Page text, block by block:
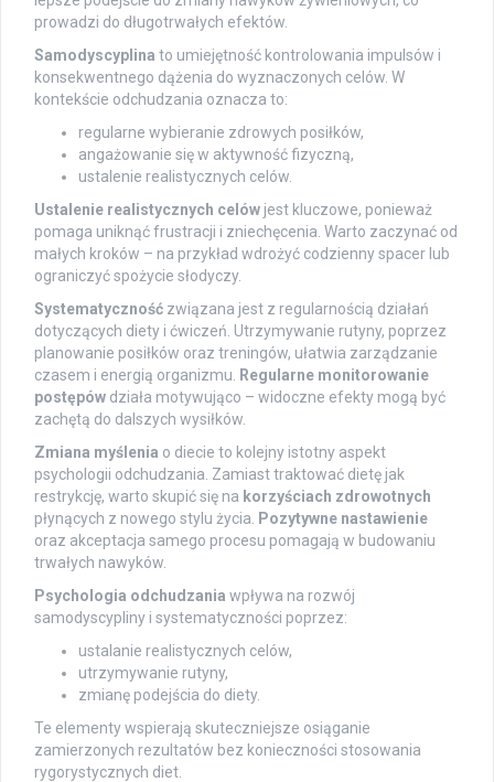
prowadzi do długotrwałych efektów.
Samodyscyplina to umiejętność kontrolowania impulsów i
konsekwentnego dążenia do wyznaczonych celów. W
kontekście odchudzania oznacza to:
regularne wybieranie zdrowych posiłków,
angażowanie się w aktywność fizyczną,
ustalenie realistycznych celów.
Ustalenie realistycznych celów jest kluczowe, ponieważ
pomaga uniknąć frustracji i zniechęcenia. Warto zaczynać od
małych kroków – na przykład wdrożyć codzienny spacer lub
ograniczyć spożycie słodyczy.
Systematyczność związana jest z regularnością działań
dotyczących diety i ćwiczeń. Utrzymywanie rutyny, poprzez
planowanie posiłków oraz treningów, ułatwia zarządzanie
czasem i energią organizmu.
Regularne monitorowanie
postępów działa motywująco – widoczne efekty mogą być
zachętą do dalszych wysiłków.
Zmiana myślenia o diecie to kolejny istotny aspekt
psychologii odchudzania. Zamiast traktować dietę jak
restrykcję, warto skupić się na korzyściach zdrowotnych
płynących z nowego stylu życia.
Pozytywne nastawienie
oraz akceptacja samego procesu pomagają w budowaniu
trwałych nawyków.
Psychologia odchudzania wpływa na rozwój
samodyscypliny i systematyczności poprzez:
ustalanie realistycznych celów,
utrzymywanie rutyny,
zmianę podejścia do diety.
Te elementy wspierają skuteczniejsze osiąganie
zamierzonych rezultatów bez konieczności stosowania
rygorystycznych diet.